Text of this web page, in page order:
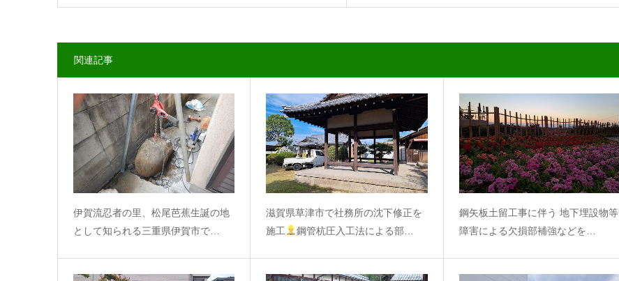
関連記事
伊賀流忍者の里、松尾芭蕉生誕の地
として知られる三重県伊賀市で…
滋賀県草津市で社務所の沈下修正を
施工
鋼管杭圧入工法による部…
鋼矢板土留工事に伴う 地下埋設物等
障害による欠損部補強などを…